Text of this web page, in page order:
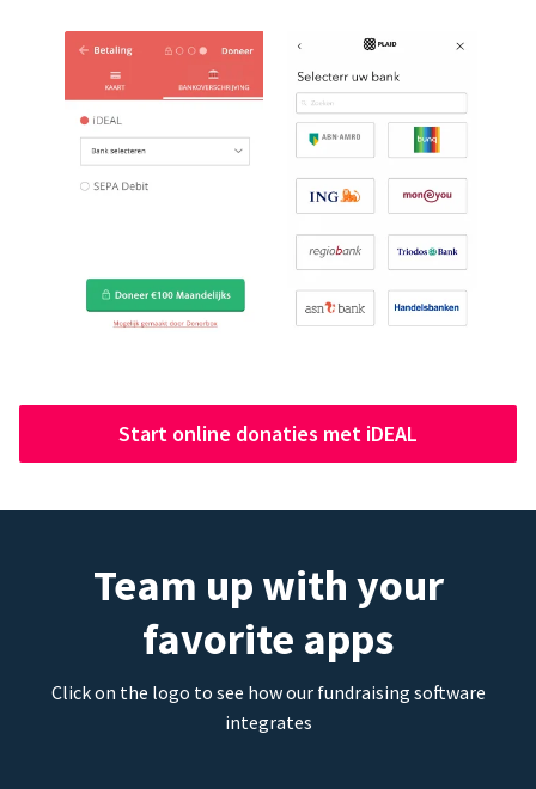
Start online donaties met iDEAL
Team up with your
favorite apps
Click on the logo to see how our fundraising software
integrates